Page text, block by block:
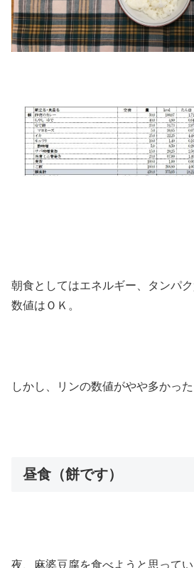
朝食としてはエネルギー、タンパ
数値はＯＫ。
しかし、リンの数値がやや多かった
昼食（餅です）
夜、麻婆豆腐を食べようと思って